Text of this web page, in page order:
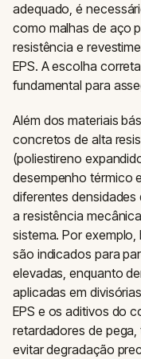
adequado, é
como malhas de aço
resistência e
EPS. A escolha
fundamental para
Além dos materiais
concretos de alta
(poliestireno
desempenho térmico
diferentes densidades
a resistência
sistema. Por
são indicados para
elevadas, enquanto
aplicadas em
EPS e os aditivos do
retardadores de
evitar degradação